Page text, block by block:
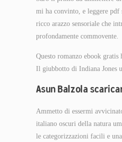
mi ha convinto, e leggere
ricco arazzo sensoriale che
profondamente commovente.
Questo romanzo ebook
Il giubbotto di Indiana Jones
Asun Balzola
Ammetto di essermi
italiano oscuri della natura
le categorizzazioni facili e